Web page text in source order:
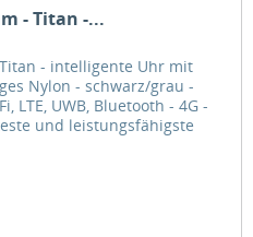
- Titan -...
- intelligente Uhr mit
Nylon - schwarz/grau -
LTE, UWB, Bluetooth - 4G -
und leistungs­fähigste